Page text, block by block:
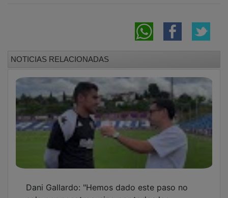
solo por nosotros, sino por todos los